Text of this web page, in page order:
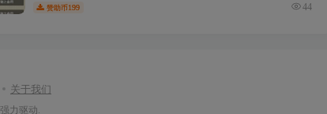
赞助币 199 44
关于我们
强力驱动.